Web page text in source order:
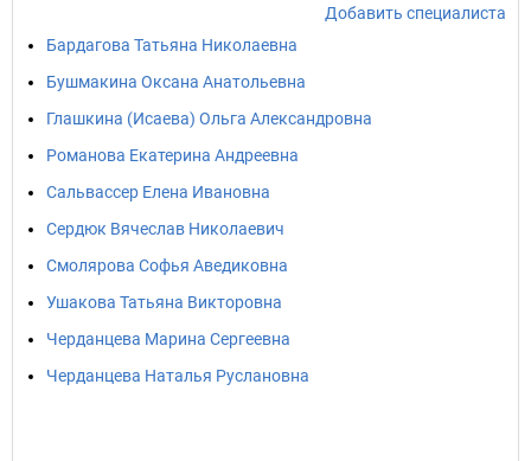
Добавить специалиста
Бардагова Татьяна Николаевна
Бушмакина Оксана Анатольевна
Глашкина (Исаева) Ольга Александровна
Романова Екатерина Андреевна
Сальвассер Елена Ивановна
Сердюк Вячеслав Николаевич
Смолярова Софья Аведиковна
Ушакова Татьяна Викторовна
Черданцева Марина Сергеевна
Черданцева Наталья Руслановна